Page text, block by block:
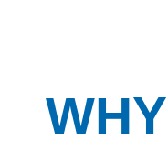
WHY